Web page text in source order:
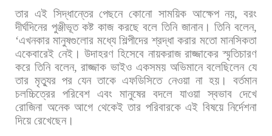
তার এই সিদ্ধান্তের পেছনে কোনো সাময়িক আক্ষেপ নয়, বরং
দীর্ঘদিনের পুঞ্জীভূত কষ্ট কাজ করছে বলে তিনি জানান। তিনি বলেন,
‘এখনকার মানুষগুলোর মধ্যে শিল্পীদের শ্রদ্ধা করার মতো মানসিকতা
একেবারেই নেই। উদাহরণ হিসেবে নায়করাজ রাজ্জাকের স্মৃতিচারণ
করে তিনি বলেন,রাজ্জাক ভাইও একসময় অভিমানে বলেছিলেন যে
তার মৃত্যুর পর যেন তাকে এফডিসিতে নেওয়া না হয়।
বর্তমান
চলচ্চিত্রের পরিবেশ এবং মানুষের বদলে যাওয়া স্বভাব দেখে
রোজিনা অনেক আগে থেকেই তার পরিবারকে এই বিষয়ে নির্দেশনা
দিয়ে রেখেছেন।